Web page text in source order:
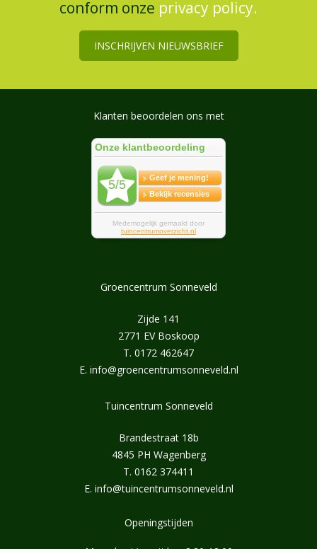
conform onze privacy policy.
INSCHRIJVEN NIEUWSBRIEF
Klanten beoordelen ons met
Groencentrum Sonneveld
Zijde 141
2771 EV Boskoop
T. 0172 462647
E. info@groencentrumsonneveld.nl
Tuincentrum Sonneveld
Brandestraat 18b
4845 PH Wagenberg
T. 0162 374411
E. info@tuincentrumsonneveld.nl
Openingstijden